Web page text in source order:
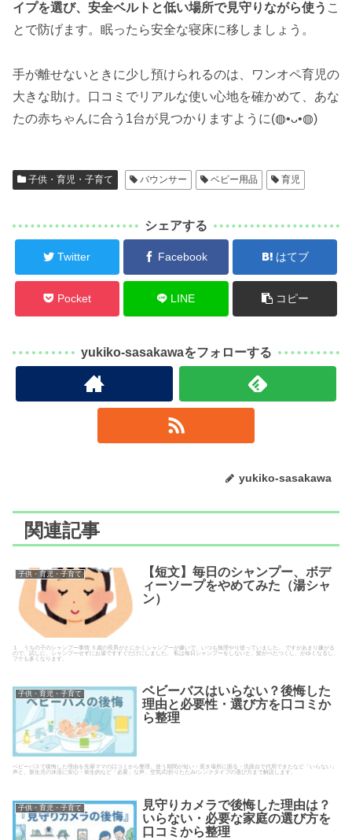
イプを選び、安全ベルトと低い場所で見守りながら使う こ
とで防げます。眠ったら安全な寝床に移しましょう。
手が離せないときに少し預けられるのは、ワンオペ育児の
大きな助け。口コミでリアルな使い心地を確かめて、あな
たの赤ちゃんに合う1台が見つかりますように(◍•ᴗ•◍)
子供・育児・子育て バウンサー ベビー用品 育児
シェアする
Twitter Facebook はてブ
Pocket LINE コピー
yukiko-sasakawaをフォローする
yukiko-sasakawa
関連記事
子供・育児・子育て
【短文】毎日のシャンプー、ボデ
ィーソープをやめてみた（湯シャ
ン）
１ うちの子のシャンプー事情 ５歳の長男がとにかくシャンプーが嫌いで、いつも無理やり使っていました。 ですがあまり嫌がる
ので、試しに、シャンプーせずにお湯ですすぐだけにしました。 私は毎日シャンプーをしないと、髪がべたつくし、かゆくなるし、
フケも多くなります。
子供・育児・子育て
ベビーバスはいらない？後悔した
理由と必要性・選び方を口コミか
ら整理
ベビーバスで後悔した理由を先輩ママの口コミから整理。使う期間が短い・置き場所に困る・洗面台で代用できたなど「いらない」
声と、新生児の沐浴に安心・衛生的など「必要」な声、空気式/折りたたみ/シンクタイプの選び方まで解説します。
子供・育児・子育て
見守りカメラで後悔した理由は？
いらない・必要な家庭の選び方を
口コミから整理